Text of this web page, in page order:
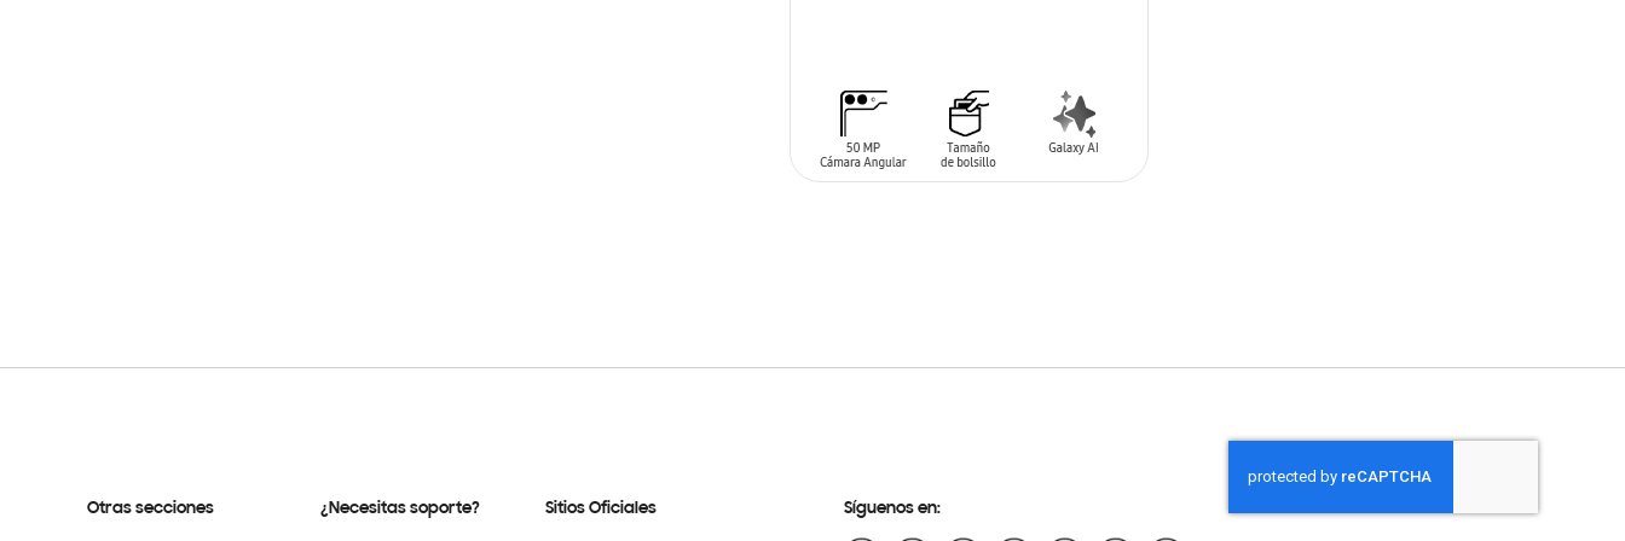
Otras secciones ¿Necesitas soporte? Sitios Oficiales Síguenos en: